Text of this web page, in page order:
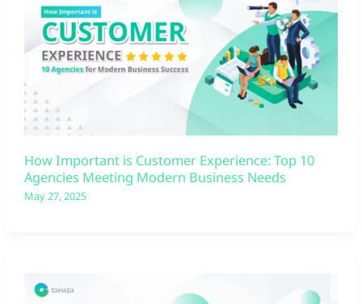
How Important is Customer Experience: Top 10
Agencies Meeting Modern Business Needs
May 27, 2025